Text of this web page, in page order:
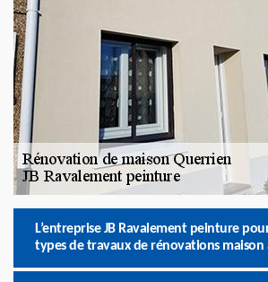
L’entreprise JB Ravalement peinture
types de travaux de rénovations maison